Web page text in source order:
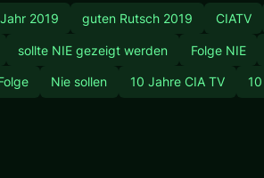
Jahr 2019 guten Rutsch 2019 CIATV
sollte NIE gezeigt werden Folge NIE
Nie sollen 10 Jahre CIA TV